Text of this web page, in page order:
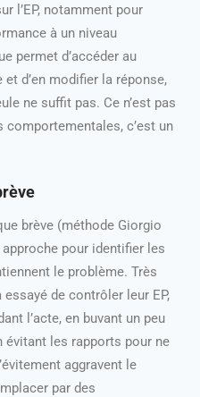
l’EP, notamment pour
à un niveau
permet d’accéder au
d’en modifier la réponse,
ne suffit pas. Ce n’est pas
comportementales, c’est un
brève (méthode Giorgio
pour identifier les
le problème. Très
de contrôler leur EP,
l’acte, en buvant un peu
évitant les rapports pour ne
aggravent le
par des